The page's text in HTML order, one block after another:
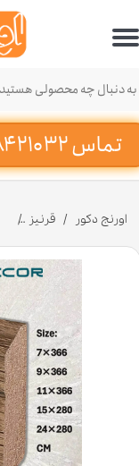
تماس ۳۲ ۲۱۰ ۲۸۴-۰۲۱‌
حساب کاربری من
تغییر گذر واژه
سفارشات
خروج از حساب کاربری
اورنج دکور قرنیز